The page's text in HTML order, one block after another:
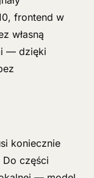
frontend w
własną
— dzięki
koniecznie
części